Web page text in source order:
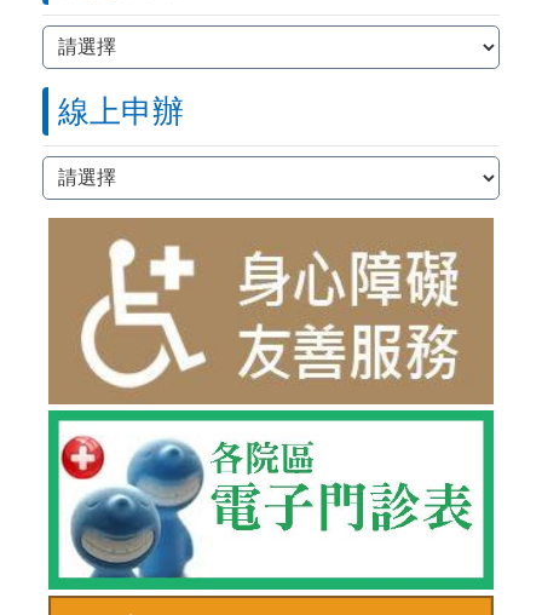
相關網站
線上申辦
線上申辦